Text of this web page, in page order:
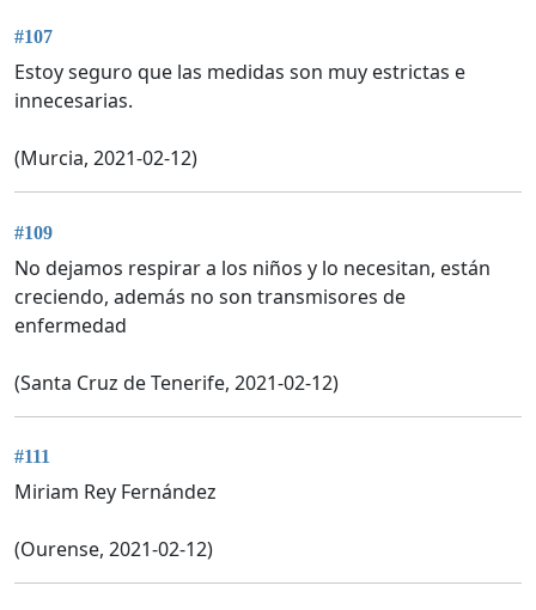
#107
Estoy seguro que las medidas son muy estrictas e
innecesarias.
(Murcia, 2021-02-12)
#109
No dejamos respirar a los niños y lo necesitan, están
creciendo, además no son transmisores de
enfermedad
(Santa Cruz de Tenerife, 2021-02-12)
#111
Miriam Rey Fernández
(Ourense, 2021-02-12)